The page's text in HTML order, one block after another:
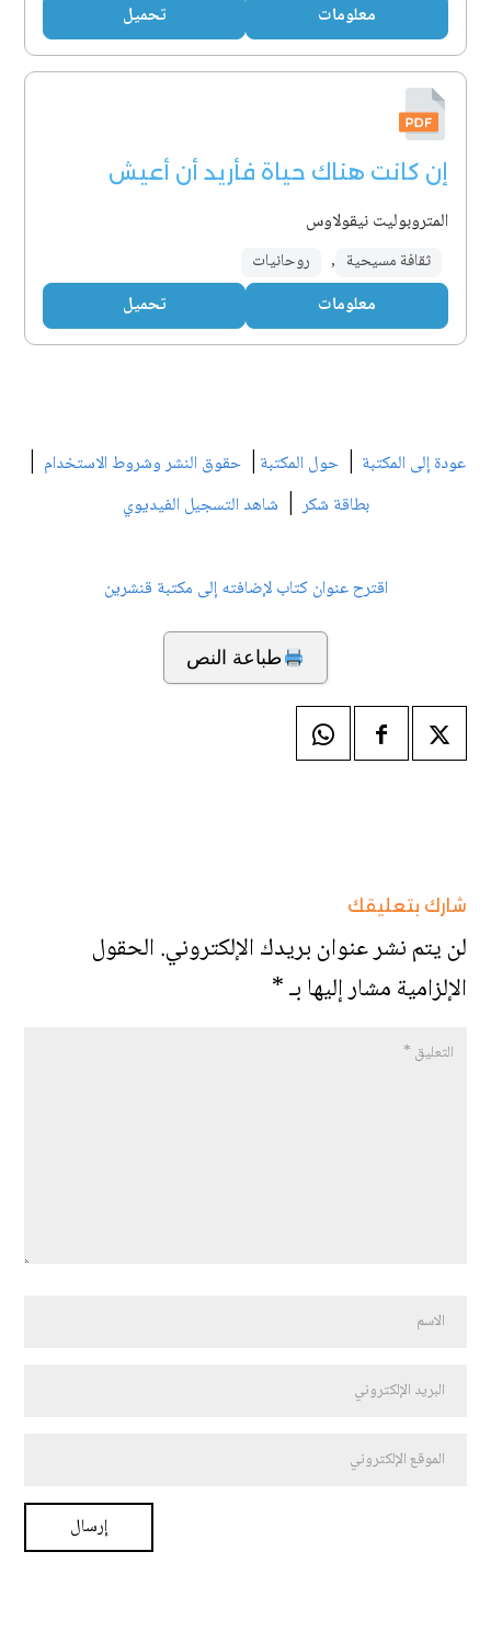
معلومات تحميل
إن كانت هناك حياة فأريد أن أعيش
المتروبوليت نيقولاوس
ثقافة مسيحية , روحانيات
معلومات تحميل
عودة إلى المكتبة | حول المكتبة | حقوق النشر وشروط الاستخدام |
بطاقة شكر| شاهد التسجيل الفيديوي
اقترح عنوان كتاب لإضافته إلى مكتبة قنشرين
طباعة النص
شارك بتعليقك
لن يتم نشر عنوان بريدك الإلكتروني.الحقول
الإلزامية مشار إليها بـ*